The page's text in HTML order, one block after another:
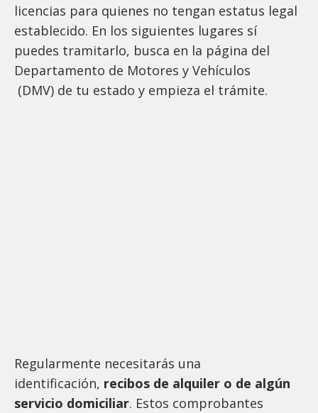
licencias para quienes no tengan estatus legal
establecido. En los siguientes lugares sí
puedes tramitarlo, busca en la página del
Departamento de Motores y Vehículos
(DMV) de tu estado y empieza el trámite.
Regularmente necesitarás una
identificación, recibos de alquiler o de algún
servicio domiciliar. Estos comprobantes